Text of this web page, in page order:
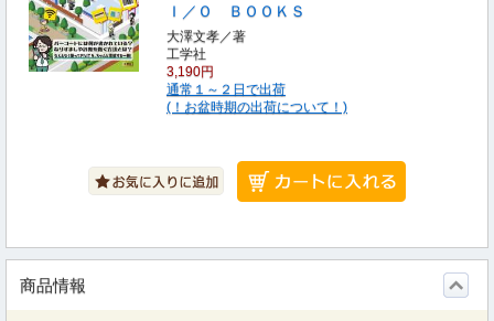
Ｉ／Ｏ ＢＯＯＫＳ
大澤文孝／著
工学社
3,190円
通常１～２日で出荷
(！お盆時期の出荷について！)
商品情報